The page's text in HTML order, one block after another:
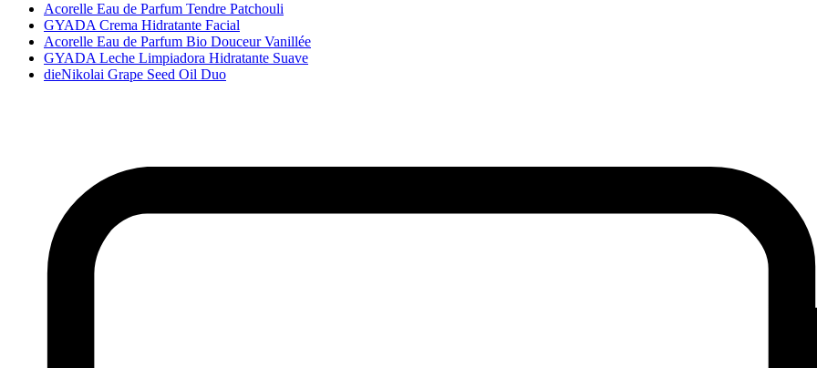
Acorelle Eau de Parfum Tendre Patchouli
GYADA Crema Hidratante Facial
Acorelle Eau de Parfum Bio Douceur Vanillée
GYADA Leche Limpiadora Hidratante Suave
dieNikolai Grape Seed Oil Duo